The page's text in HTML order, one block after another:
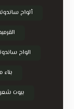
ألواح
الواح
بيوت